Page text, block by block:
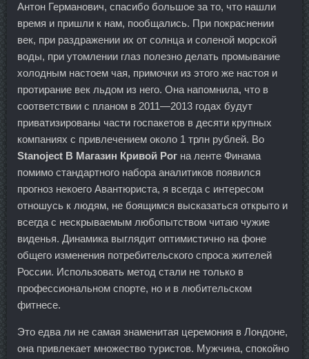
Антон Германович, спасибо большое за то, что нашли
время и пришли к нам, пообщались. При покраснении
век, при раздражении их от солнца и соленой морской
воды, при утомлении глаз полезно делать промывание
холодным настоем чая, примочки из этого же настоя и
протирание век льдом из него. Она напомнила, что в
соответствии с планом в 2011—2013 годах будут
приватизированы части госпакетов в десяти крупных
компаниях с привлечением около 1 трлн рублей. Во
Stanoject В Магазин Кривой Рог на ленте Финама
помимо стандартного набора аналитиков появился
прогноз некоего Авантюриста, я всегда с интересом
отношусь к людям, не боящимся высказаться открыто и
всегда с нескрываемым любопытством читаю чужие
виденья. Динамика выглядит оптимистично на фоне
общего изменения потребительского спроса жителей
России. Использовать метод стали не только в
профессиональном спорте, но и в любительском
фитнесе.
Это едва ли не самая знаменитая церемония в Лондоне,
она привлекает множество туристов. Мужчина, спокойно